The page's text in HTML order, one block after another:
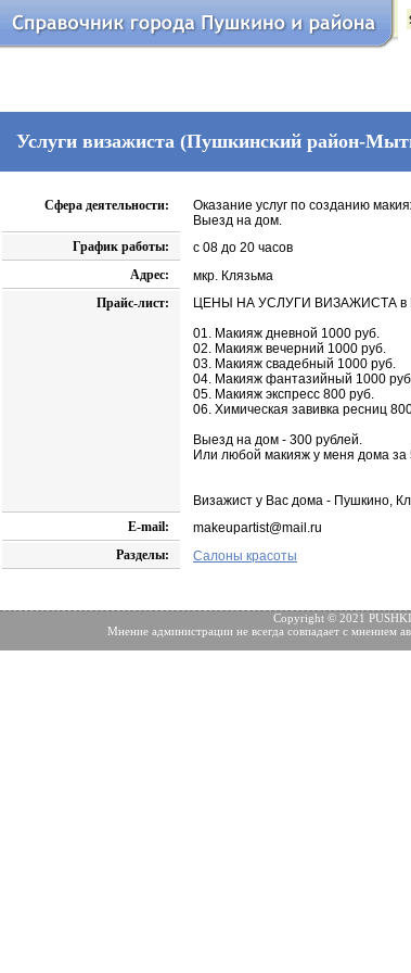
Услуги визажиста (Пушкинский район-
Сфера деятельности:
Оказание услуг по созданию
Выезд на дом.
График работы:
с 08 до 20 часов
Адрес:
мкр. Клязьма
Прайс-лист:
ЦЕНЫ НА УСЛУГИ ВИЗАЖИСТА в
01. Макияж дневной 1000 руб.
02. Макияж вечерний 1000 руб.
03. Макияж свадебный 1000 руб.
04. Макияж фантазийный 1000
05. Макияж экспресс 800 руб.
06. Химическая завивка ресниц
Выезд на дом - 300 рублей.
Или любой макияж у меня дома за
Визажист у Вас дома - Пушкино,
E-mail:
makeupartist@mail.ru
Разделы:
Салоны красоты
Copyright © 2021
Мнение администрации не всегда совпадает с мнением